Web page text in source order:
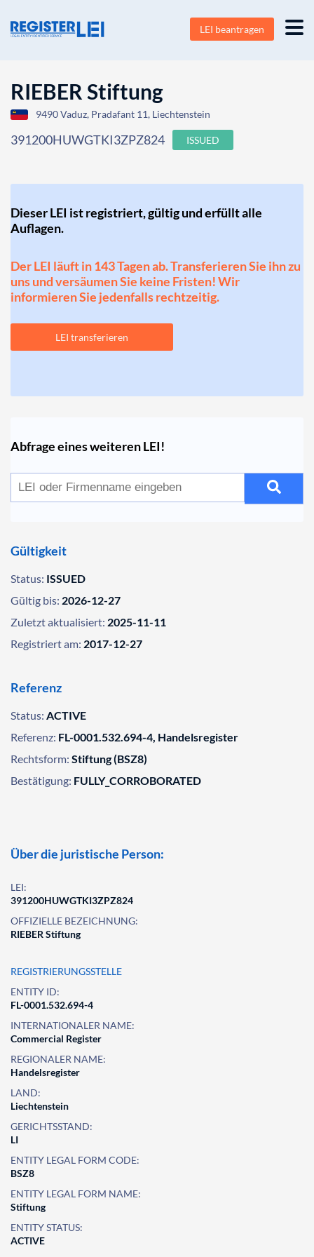
LEI beantragen
RIEBER Stiftung
9490 Vaduz, Pradafant 11, Liechtenstein
391200HUWGTKI3ZPZ824 ISSUED
Dieser LEI ist registriert, gültig und erfüllt alle
Auflagen.
Der LEI läuft in 143 Tagen ab. Transferieren Sie ihn zu
uns und versäumen Sie keine Fristen! Wir
informieren Sie jedenfalls rechtzeitig.
LEI transferieren
Abfrage eines weiteren LEI!
Gültigkeit
Status: ISSUED
Gültig bis: 2026-12-27
Zuletzt aktualisiert: 2025-11-11
Registriert am: 2017-12-27
Referenz
Status: ACTIVE
Referenz: FL-0001.532.694-4, Handelsregister
Rechtsform: Stiftung (BSZ8)
Bestätigung: FULLY_CORROBORATED
Über die juristische Person:
LEI:
391200HUWGTKI3ZPZ824
OFFIZIELLE BEZEICHNUNG:
RIEBER Stiftung
REGISTRIERUNGSSTELLE
ENTITY ID:
FL-0001.532.694-4
INTERNATIONALER NAME:
Commercial Register
REGIONALER NAME:
Handelsregister
LAND:
Liechtenstein
GERICHTSSTAND:
LI
ENTITY LEGAL FORM CODE:
BSZ8
ENTITY LEGAL FORM NAME:
Stiftung
ENTITY STATUS:
ACTIVE